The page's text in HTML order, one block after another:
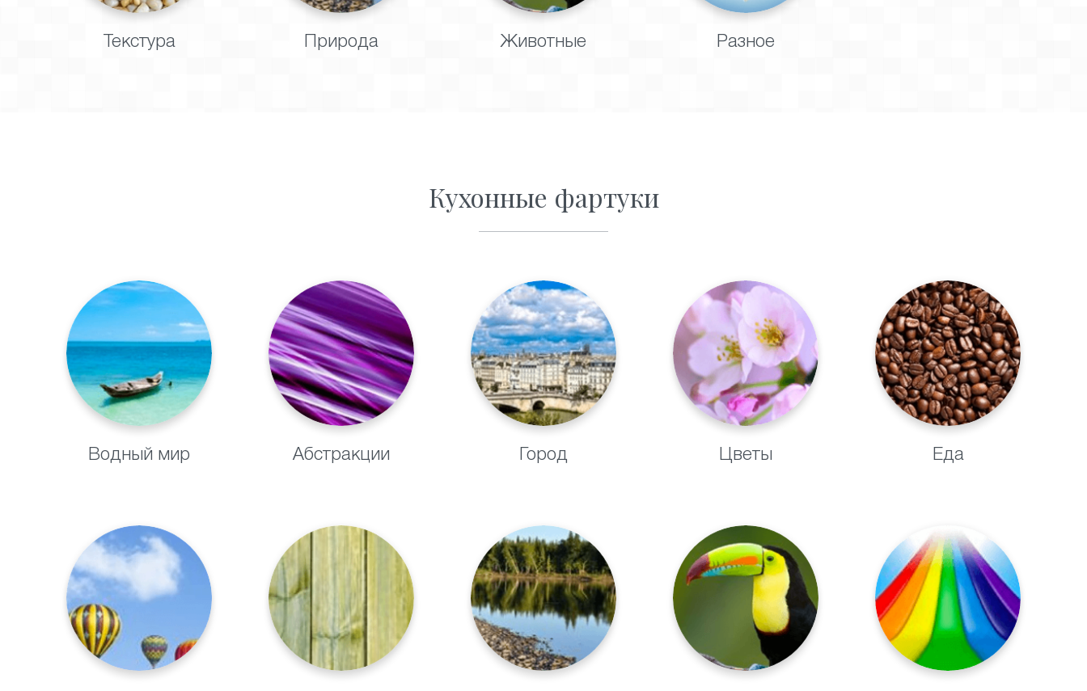
Текстура Природа Животные Разное
Кухонные фартуки
Водный мир Абстракции Город Цветы Еда